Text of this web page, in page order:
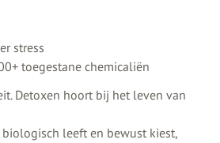
stress
toegestane chemicaliën
Detoxen hoort bij het leven van
leeft en bewust kiest,